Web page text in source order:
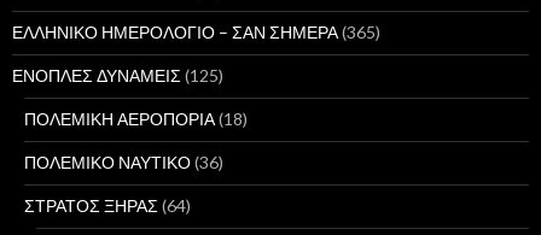
ΕΛΛΗΝΙΚΟ ΗΜΕΡΟΛΟΓΙΟ – ΣΑΝ ΣΗΜΕΡΑ(365)
ΕΝΟΠΛΕΣ ΔΥΝΑΜΕΙΣ (125)
ΠΟΛΕΜΙΚΗ ΑΕΡΟΠΟΡΙΑ(18)
ΠΟΛΕΜΙΚΟ ΝΑΥΤΙΚΟ(36)
ΣΤΡΑΤΟΣ ΞΗΡΑΣ (64)